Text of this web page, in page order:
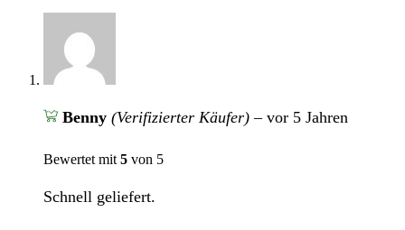
Benny (Verifizierter Käufer) – vor 5 Jahren
Bewertet mit 5 von 5
Schnell geliefert.